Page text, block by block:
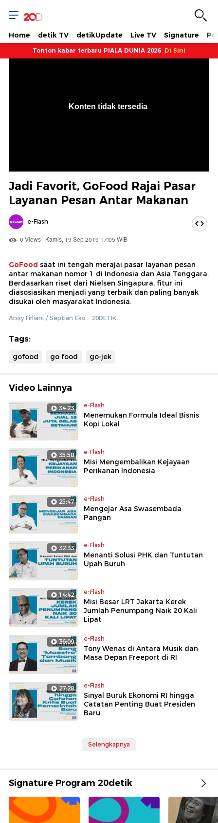
Home detik TV detikUpdate Live TV Signature
Tonton kabar terbaru PIALA DUNIA 2026 Di Sini
Konten tidak tersedia
Jadi Favorit, GoFood Rajai Pasar
Layanan Pesan Antar Makanan
e-Flash
0 Views | Kamis, 19 Sep 2019 17:05 WIB
GoFood saat ini tengah merajai pasar layanan pesan
antar makanan nomor 1 di Indonesia dan Asia Tenggara.
Berdasarkan riset dari Nielsen Singapura, fitur ini
diasosiasikan menjadi yang terbaik dan paling banyak
disukai oleh masyarakat Indonesia.
Arssy Firliani / Septian Eko - 20DETIK
Tags:
gofood go food go-jek
Video Lainnya
34:23 e-Flash
Menemukan Formula Ideal Bisnis
Kopi Lokal
35:58 e-Flash
Misi Mengembalikan Kejayaan
Perikanan Indonesia
25:47 e-Flash
Mengejar Asa Swasembada
Pangan
32:33 e-Flash
Menanti Solusi PHK dan Tuntutan
Upah Buruh
14:42 e-Flash
Misi Besar LRT Jakarta Kerek
Jumlah Penumpang Naik 20 Kali
Lipat
36:09 e-Flash
Tony Wenas di Antara Musik dan
Masa Depan Freeport di RI
27:28 e-Flash
Sinyal Buruk Ekonomi RI hingga
Catatan Penting Buat Presiden
Baru
Selengkapnya
Signature Program 20detik